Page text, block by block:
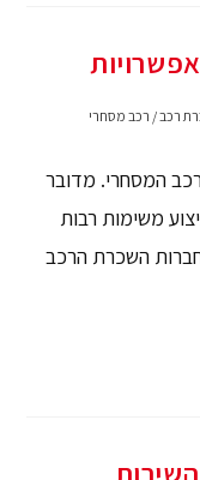
רכב/ רכב מסחרי
המסחרי. מדובר
משימות רבות
השכרת הרכב